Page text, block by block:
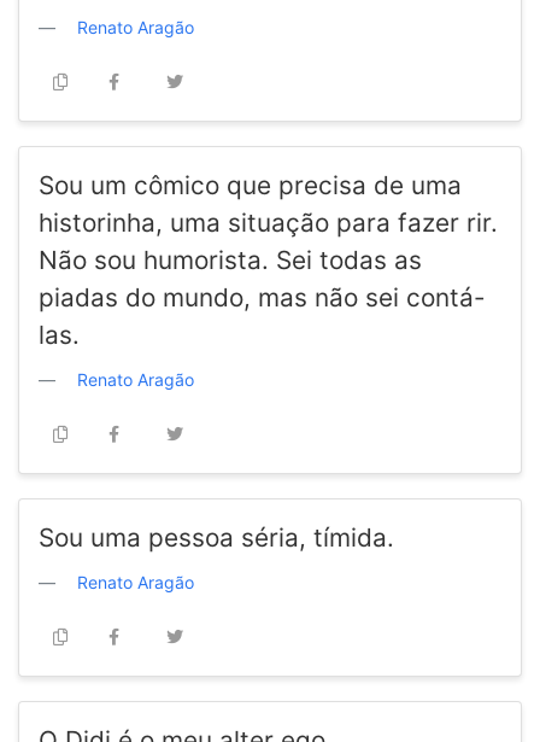
Renato Aragão
Sou um cômico que precisa de uma
historinha, uma situação para fazer rir.
Não sou humorista. Sei todas as
piadas do mundo, mas não sei contá-
las.
Renato Aragão
Sou uma pessoa séria, tímida.
Renato Aragão